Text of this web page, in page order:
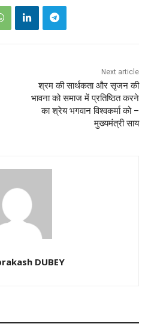
Next article
श्रम की सार्थकता और सृजन की
भावना को समाज में प्रतिष्ठित करने
का श्रेय भगवान विश्वकर्मा को –
मुख्यमंत्री साय
DUBEY